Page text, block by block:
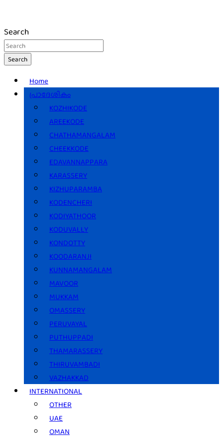
Search
Search
Home
പ്രാദേശികം
KOZHIKODE
AREEKODE
CHATHAMANGALAM
CHEEKKODE
EDAVANNAPPARA
KARASSERY
KIZHUPARAMBA
KODENCHERI
KODIYATHOOR
KODUVALLY
KONDOTTY
KOODARANJI
KUNNAMANGALAM
MAVOOR
MUKKAM
OMASSERY
PERUVAYAL
PUTHUPPADI
THAMARASSERY
THIRUVAMBADI
VAZHAKKAD
INTERNATIONAL
OTHER
UAE
OMAN